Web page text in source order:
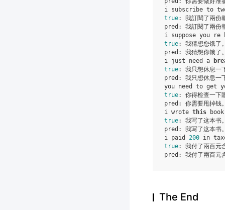
true: 我訂閱了兩份
pred: 我訂閱了兩份
true: 我猜想您饿了
pred: 我猜想你饿了
i just need a
true: 我只想休息一
pred: 我只想休息一
true: 你得检查一下
pred: 你需要甩掉钱
i wrote this
true: 我写了这本书
pred: 我写了这本书
i paid 200
true: 我付了兩百元
The End